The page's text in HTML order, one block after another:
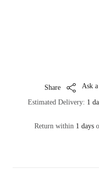
Ask
Estimated Delivery: 1
Return within 1 days